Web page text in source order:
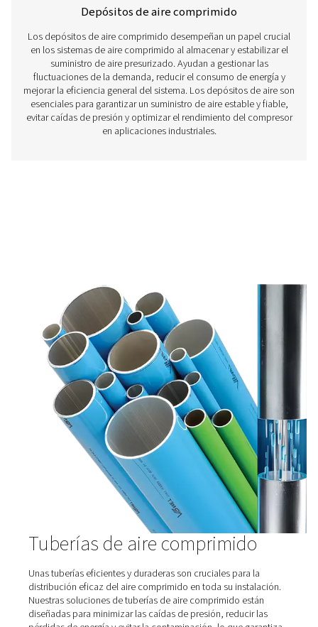
Depósitos de aire comprimido
Los depósitos de aire comprimido desempeñan un
en los sistemas de aire comprimido al almacenar y
suministro de aire presurizado. Ayudan a
fluctuaciones de la demanda, reducir el consumo de
mejorar la eficiencia general del sistema. Los depósitos
esenciales para garantizar un suministro de aire
evitar caídas de presión y optimizar el rendimiento del